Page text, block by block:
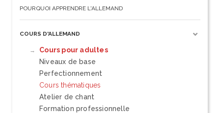
POURQUOI APPRENDRE L'ALLEMAND
COURS D'ALLEMAND
Cours pour adultes
Niveaux de base
Perfectionnement
Cours thématiques
Atelier de chant
Formation professionnelle